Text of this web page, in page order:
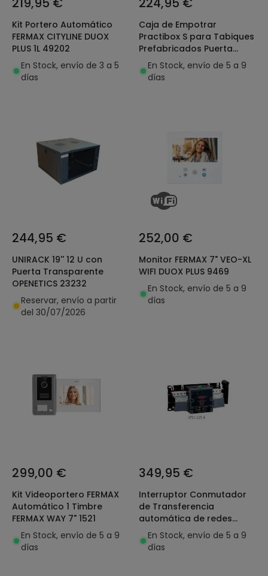
Kit Portero Automático
FERMAX CITYLINE DUOX
PLUS 1L 49202
En Stock, envío de 3 a 5
días
Caja de Empotrar
Practibox S para Tabiques
Prefabricados Puerta
Transparente 4x18
Módulos LEGRAND 137079
En Stock, envío de 5 a 9
días
244,95 €
UNIRACK 19'' 12 U con
Puerta Transparente
OPENETICS 23232
Reservar, envío a partir
del 30/07/2026
252,00 €
Monitor FERMAX 7" VEO-XL
WIFI DUOX PLUS 9469
En Stock, envío de 5 a 9
días
299,00 €
Kit Videoportero FERMAX
Automático 1 Timbre
FERMAX WAY 7" 1521
En Stock, envío de 5 a 9
días
349,95 €
Interruptor Conmutador
de Transferencia
automática de redes
Industrial/Terciario 4-P
125A. MAXGE
En Stock, envío de 5 a 9
días